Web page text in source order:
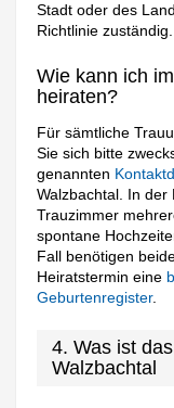
Stadt oder des
Richtlinie zuständig.
Wie kann ich
heiraten?
Für sämtliche
Sie sich bitte
genannten
Walzbachtal. In der
Trauzimmer
spontane
Fall benötigen
Heiratstermin eine
Geburtenregister.
4. Was ist
Walzbachtal